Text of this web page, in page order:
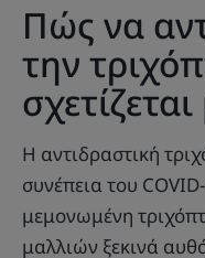
Πώς να
την
Η αντιδραστική
συνέπεια του
μεμονωμένη
μαλλιών ξεκινά